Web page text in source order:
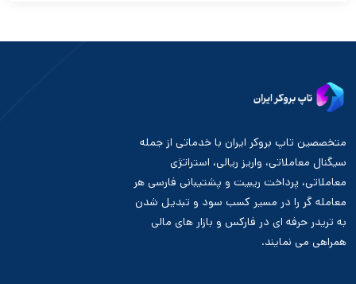
متخصصین تاپ بروکر ایران با خدماتی از جمله
سیگنال معاملاتی، واریز ریالی، استراتژی
معاملاتی، پرداخت ریبیت و پشتیبانی فارسی هر
معامله گر را در مسیر کسب سود و تبدیل شدن
به تریدر حرفه ای در فارکس و بازار های مالی
همراهی می نمایند.